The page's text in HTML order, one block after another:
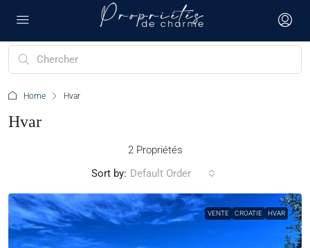
Home Hvar
Hvar
2 Propriétés
Sort by: Default Order
VENTE CROATIE HVAR